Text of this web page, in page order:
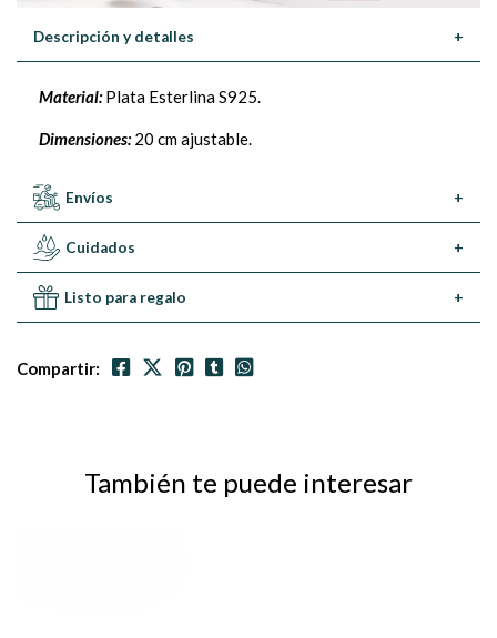
Descripción y detalles +
Material:Plata Esterlina S925.
Dimensiones:20 cm ajustable.
Envíos +
Cuidados +
Listo para regalo +
Compartir:
También te puede interesar